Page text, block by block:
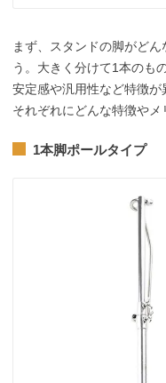
まず、スタンドの脚がど
う。大きく分けて1本のも
安定感や汎用性など特徴
それぞれにどんな特徴やメ
1本脚ポールタイプ